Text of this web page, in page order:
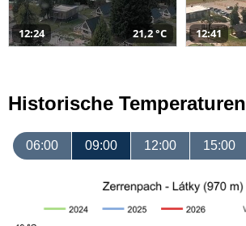
12:24 21,2 °C 12:41
Historische Temperaturen
06:00 09:00 12:00 15:00